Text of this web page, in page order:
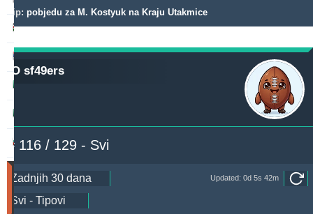
Tip: pobjedu za M. Kostyuk na Kraju Utakmice
O sf49ers
# 116 / 129 - Svi
Updated: 0d 5s 42m
aliuza2xr 290.21 49.36 %
beterini
toptip 249.09
Utakmice
(Zadnjih
30
dana)